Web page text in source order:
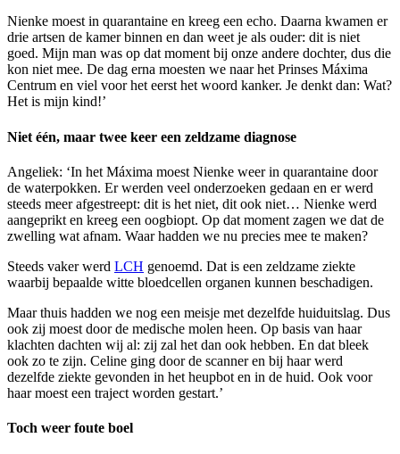
Nienke moest in quarantaine en kreeg een echo. Daarna kwamen er
drie artsen de kamer binnen en dan weet je als ouder: dit is niet
goed. Mijn man was op dat moment bij onze andere dochter, dus die
kon niet mee. De dag erna moesten we naar het Prinses Máxima
Centrum en viel voor het eerst het woord kanker. Je denkt dan: Wat?
Het is mijn kind!’
Niet één, maar twee keer een zeldzame diagnose
Angeliek: ‘In het Máxima moest Nienke weer in quarantaine door
de waterpokken. Er werden veel onderzoeken gedaan en er werd
steeds meer afgestreept: dit is het niet, dit ook niet… Nienke werd
aangeprikt en kreeg een oogbiopt. Op dat moment zagen we dat de
zwelling wat afnam. Waar hadden we nu precies mee te maken?
Steeds vaker werd LCH genoemd. Dat is een zeldzame ziekte
waarbij bepaalde witte bloedcellen organen kunnen beschadigen.
Maar thuis hadden we nog een meisje met dezelfde huiduitslag. Dus
ook zij moest door de medische molen heen. Op basis van haar
klachten dachten wij al: zij zal het dan ook hebben. En dat bleek
ook zo te zijn. Celine ging door de scanner en bij haar werd
dezelfde ziekte gevonden in het heupbot en in de huid. Ook voor
haar moest een traject worden gestart.’
Toch weer foute boel